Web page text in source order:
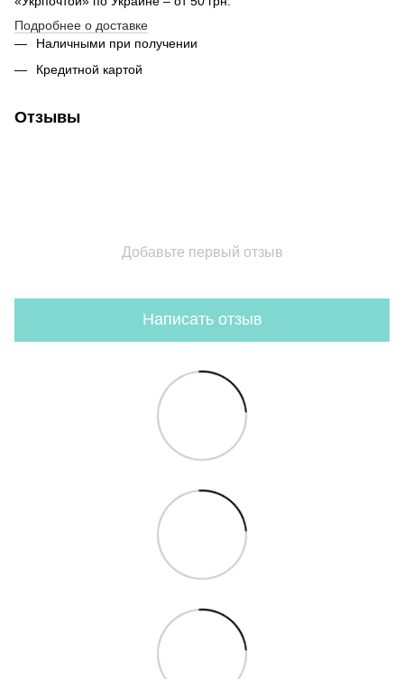
Подробнее о доставке
Наличными при получении
Кредитной картой
Отзывы
Добавьте первый отзыв
Написать отзыв